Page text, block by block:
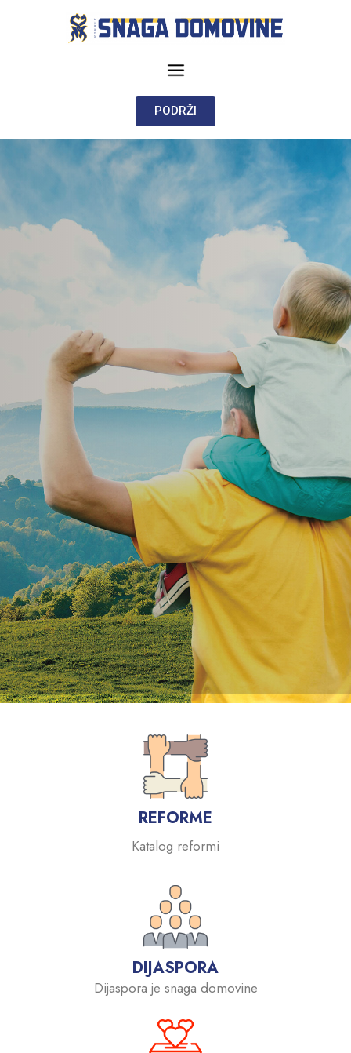
PODRŽI
REFORME
Katalog reformi
DIJASPORA
Dijaspora je snaga domovine